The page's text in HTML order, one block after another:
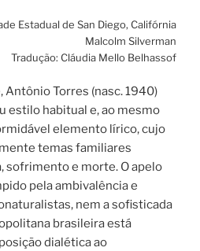
Estadual de San Diego, Califórnia
Malcolm Silverman
Tradução: Cláudia Mello Belhassof
Antônio Torres (nasc. 1940)
estilo habitual e, ao mesmo
elemento lírico, cujo
temas familiares
sofrimento e morte. O apelo
pela ambivalência e
nem a sofisticada
brasileira está
dialética ao